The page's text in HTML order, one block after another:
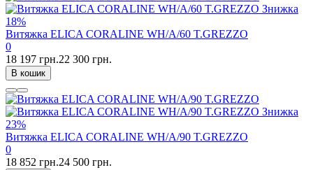
Знижка
18%
Витяжка ELICA CORALINE WH/A/60 T.GREZZO
0
18 197 грн.22 300 грн.
В кошик
Знижка
23%
Витяжка ELICA CORALINE WH/A/90 T.GREZZO
0
18 852 грн.24 500 грн.